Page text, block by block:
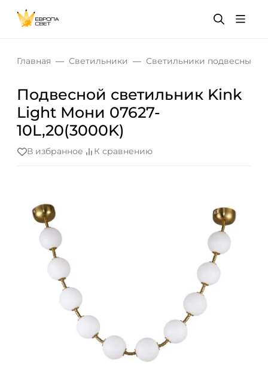
Главная Светильники Светильники подвесные
Подвесной светильник Kink
Light Мони 07627-
10L,20(3000K)
В избранное К сравнению